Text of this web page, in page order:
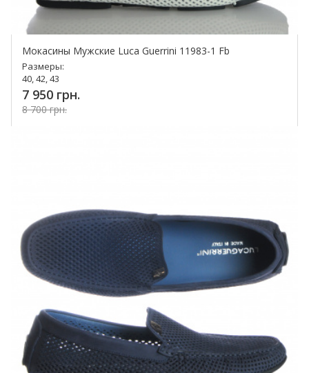
Мокасины Мужские Luca Guerrini 11983-1 Fb
Размеры:
40, 42, 43
7 950 грн.
8 700 грн.